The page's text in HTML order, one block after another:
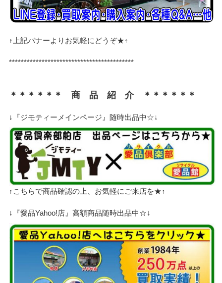
↑上記バナーよりお気軽にどうぞ★↑
******************************************
＊＊＊＊＊＊ 商 品 紹 介 ＊＊＊＊＊＊
↓『ジモティーメインページ』随時出品中☆↓
↑こちらで商品確認の上、お気軽にご来店を★↑
↓『愛品Yahoo!店』高額商品随時出品中☆↓